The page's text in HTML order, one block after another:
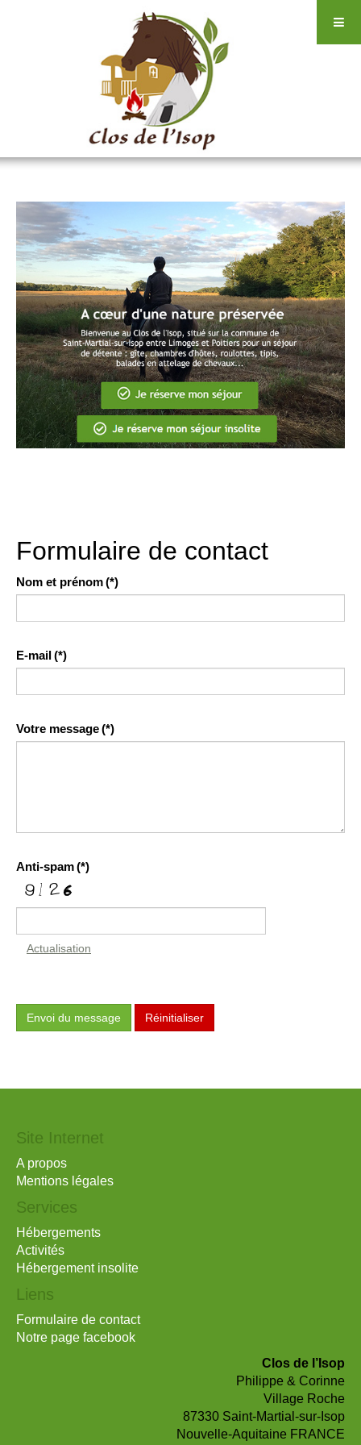
Formulaire de contact
Nom et prénom(*)
E-mail(*)
Votre message(*)
Anti-spam(*)
Actualisation
Envoi du message Réinitialiser
Site Internet
A propos
Mentions légales
Services
Hébergements
Activités
Hébergement insolite
Liens
Formulaire de contact
Notre page facebook
Clos de l’Isop
Philippe & Corinne
Village Roche
87330 Saint-Martial-sur-Isop
Nouvelle-Aquitaine FRANCE